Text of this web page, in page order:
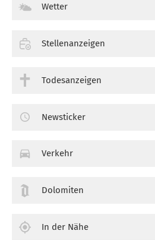
Wetter
Stellenanzeigen
Todesanzeigen
Newsticker
Verkehr
Dolomiten
In der Nähe